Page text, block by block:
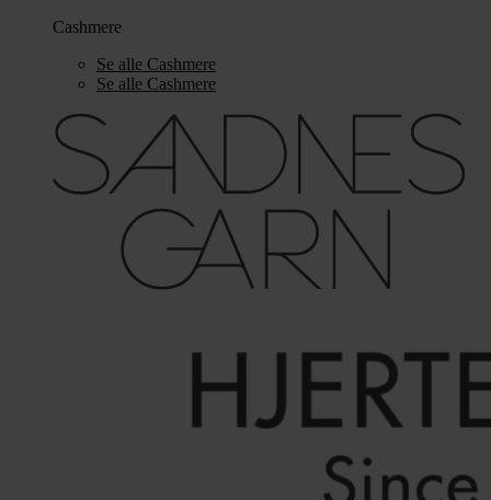
Cashmere
Se alle Cashmere
Se alle Cashmere